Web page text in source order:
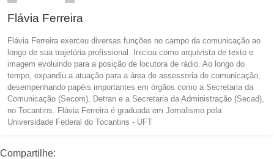
Flávia Ferreira
Flávia Ferreira exerceu diversas funções no campo da comunicação ao
longo de sua trajetória profissional. Iniciou como arquivista de texto e
imagem evoluindo para a posição de locutora de rádio. Ao longo do
tempo, expandiu a atuação para a área de assessoria de comunicação,
desempenhando papéis importantes em órgãos como a Secretaria da
Comunicação (Secom), Detran e a Secretaria da Administração (Secad),
no Tocantins. Flávia Ferreira é graduada em Jornalismo pela
Universidade Federal do Tocantins - UFT
Compartilhe: